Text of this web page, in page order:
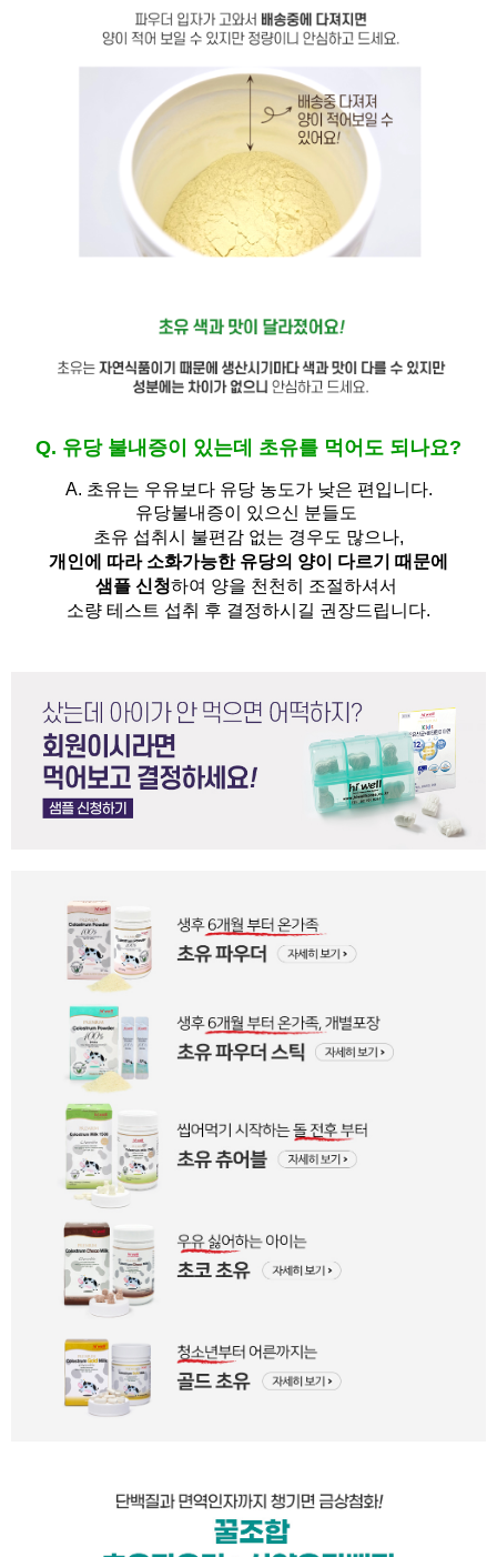
Q. 유당 불내증이 있는데 초유를 먹어도 되나요?
A. 초유는 우유보다 유당 농도가 낮은 편입니다.
유당불내증이 있으신 분들도
초유 섭취시 불편감 없는 경우도 많으나,
개인에 따라 소화가능한 유당의 양이 다르기 때문에
샘플 신청하여 양을 천천히 조절하셔서
소량 테스트 섭취 후 결정하시길 권장드립니다.